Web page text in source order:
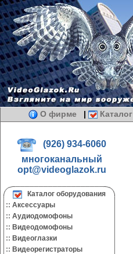
О фирме | Каталог
(926) 934-6060
многоканальный
opt@videoglazok.ru
Каталог оборудования
:: Аксессуары
:: Аудиодомофоны
:: Видеодомофоны
:: Видеоглазки
:: Видеорегистраторы